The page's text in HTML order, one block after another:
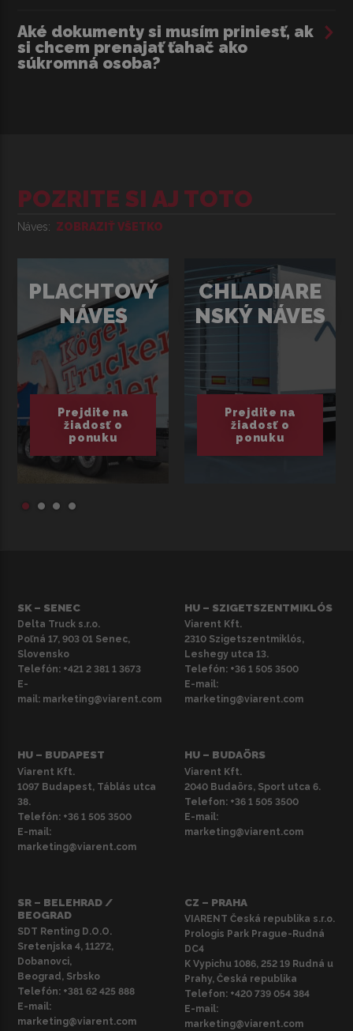
Aké dokumenty si musím priniesť, ak
si chcem prenajať ťahač ako
súkromná osoba?
POZRITE SI AJ TOTO
Náves ZOBRAZIŤ VŠETKO
PLACHTOVÝ
NÁVES
Prejdite na
žiadosť o
ponuku
CHLADIARE
NSKÝ NÁVES
Prejdite na
žiadosť o
ponuku
SK – SENEC
Delta Truck s.r.o.
Poľná 17, 903 01 Senec,
Slovensko
Telefón: +421 2 381 1 3673
E-
mail: marketing@viarent.com
HU – SZIGETSZENTMIKLÓS
Viarent Kft.
2310 Szigetszentmiklós,
Leshegy utca 13.
Telefón: +36 1 505 3500
E-mail:
marketing@viarent.com
HU – BUDAPEST
Viarent Kft.
1097 Budapest, Táblás utca
38.
Telefón: +36 1 505 3500
E-mail:
marketing@viarent.com
HU – BUDAÖRS
Viarent Kft.
2040 Budaörs, Sport utca 6.
Telefon: +36 1 505 3500
E-mail:
marketing@viarent.com
SR – BELEHRAD /
BEOGRAD
SDT Renting D.O.O.
Sretenjska 4, 11272,
Dobanovci,
Beograd, Srbsko
Telefón: +381 62 425 888
E-mail:
marketing@viarent.com
CZ – PRAHA
VIARENT Česká republika s.r.o.
Prologis Park Prague-Rudná
DC4
K Vypichu 1086, 252 19 Rudná u
Prahy, Česká republika
Telefon: +420 739 054 384
E-mail:
marketing@viarent.com